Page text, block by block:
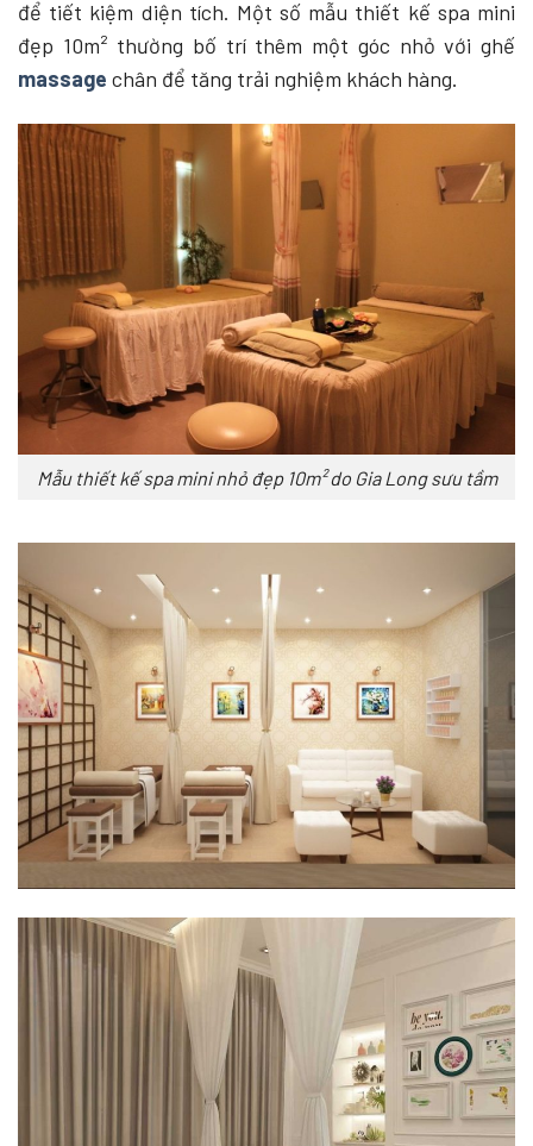
để tiết kiệm diện tích. Một số mẫu thiết kế spa mini
đẹp 10m² thường bố trí thêm một góc nhỏ với ghế
massage chân để tăng trải nghiệm khách hàng.
Mẫu thiết kế spa mini nhỏ đẹp 10m² do Gia Long sưu tầm